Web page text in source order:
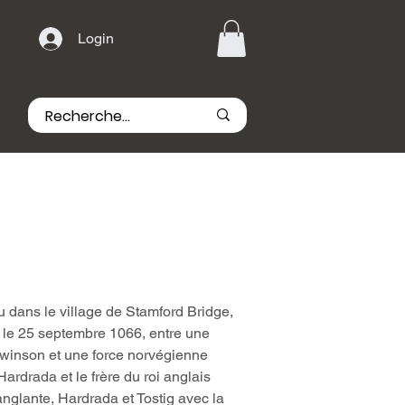
Login
dans le village de Stamford Bridge,
25 septembre 1066, entre une
et une force norvégienne
et le frère du roi anglais
Hardrada et Tostig avec la